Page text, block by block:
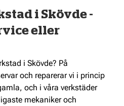
i Skövde -
eller
i Skövde? På
och reparerar vi i princip
och i våra verkstäder
mekaniker och